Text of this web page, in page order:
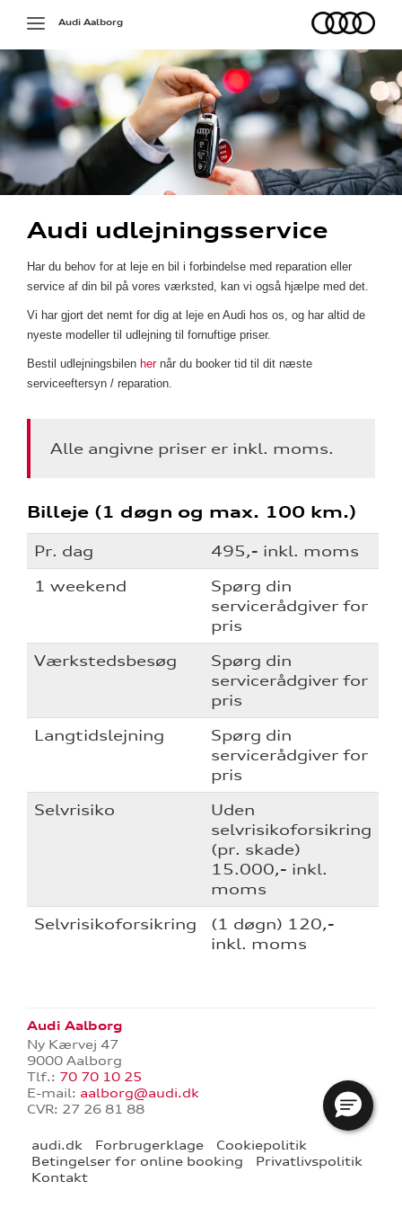
5 år?
Toggle
navigation
Audi
Audi Aalborg
Audi udlejningsservice
Har du behov for at leje en bil i forbindelse med reparation eller
service af din bil på vores værksted, kan vi også hjælpe med det.
Vi har gjort det nemt for dig at leje en Audi hos os, og har altid de
nyeste modeller til udlejning til fornuftige priser.
Bestil udlejningsbilen her når du booker tid til dit næste
serviceeftersyn / reparation.
Alle angivne priser er inkl. moms.
Billeje (1 døgn og max. 100 km.)
Pr. dag
495,- inkl. moms
1 weekend
Spørg din
servicerådgiver for
pris
Værkstedsbesøg
Spørg din
servicerådgiver for
pris
Langtidslejning
Spørg din
servicerådgiver for
pris
Selvrisiko
Uden
selvrisikoforsikring
(pr. skade)
15.000,- inkl.
moms
Selvrisikoforsikring
(1 døgn) 120,-
inkl. moms
Audi Aalborg
Ny Kærvej 47
9000 Aalborg
Tlf.: 70 70 10 25
E-mail: aalborg@audi.dk
CVR: 27 26 81 88
audi.dk Forbrugerklage
Cookiepolitik
Betingelser for online booking
Privatlivspolitik
Kontakt